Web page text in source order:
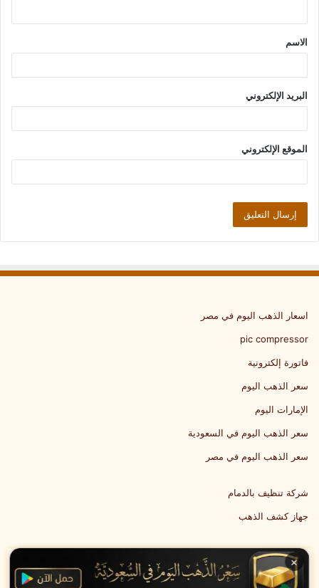
ق
*
الاسم
البريد الإلكتروني
الموقع الإلكتروني
×
اسعار الذهب اليوم في مصر
pic compressor
فاتورة إلكترونية
سعر الذهب اليوم
الإمارات اليوم
سعر الذهب اليوم في السعودية
سعر الذهب اليوم في مصر
شركة تنظيف بالدمام
جهاز كشف الذهب